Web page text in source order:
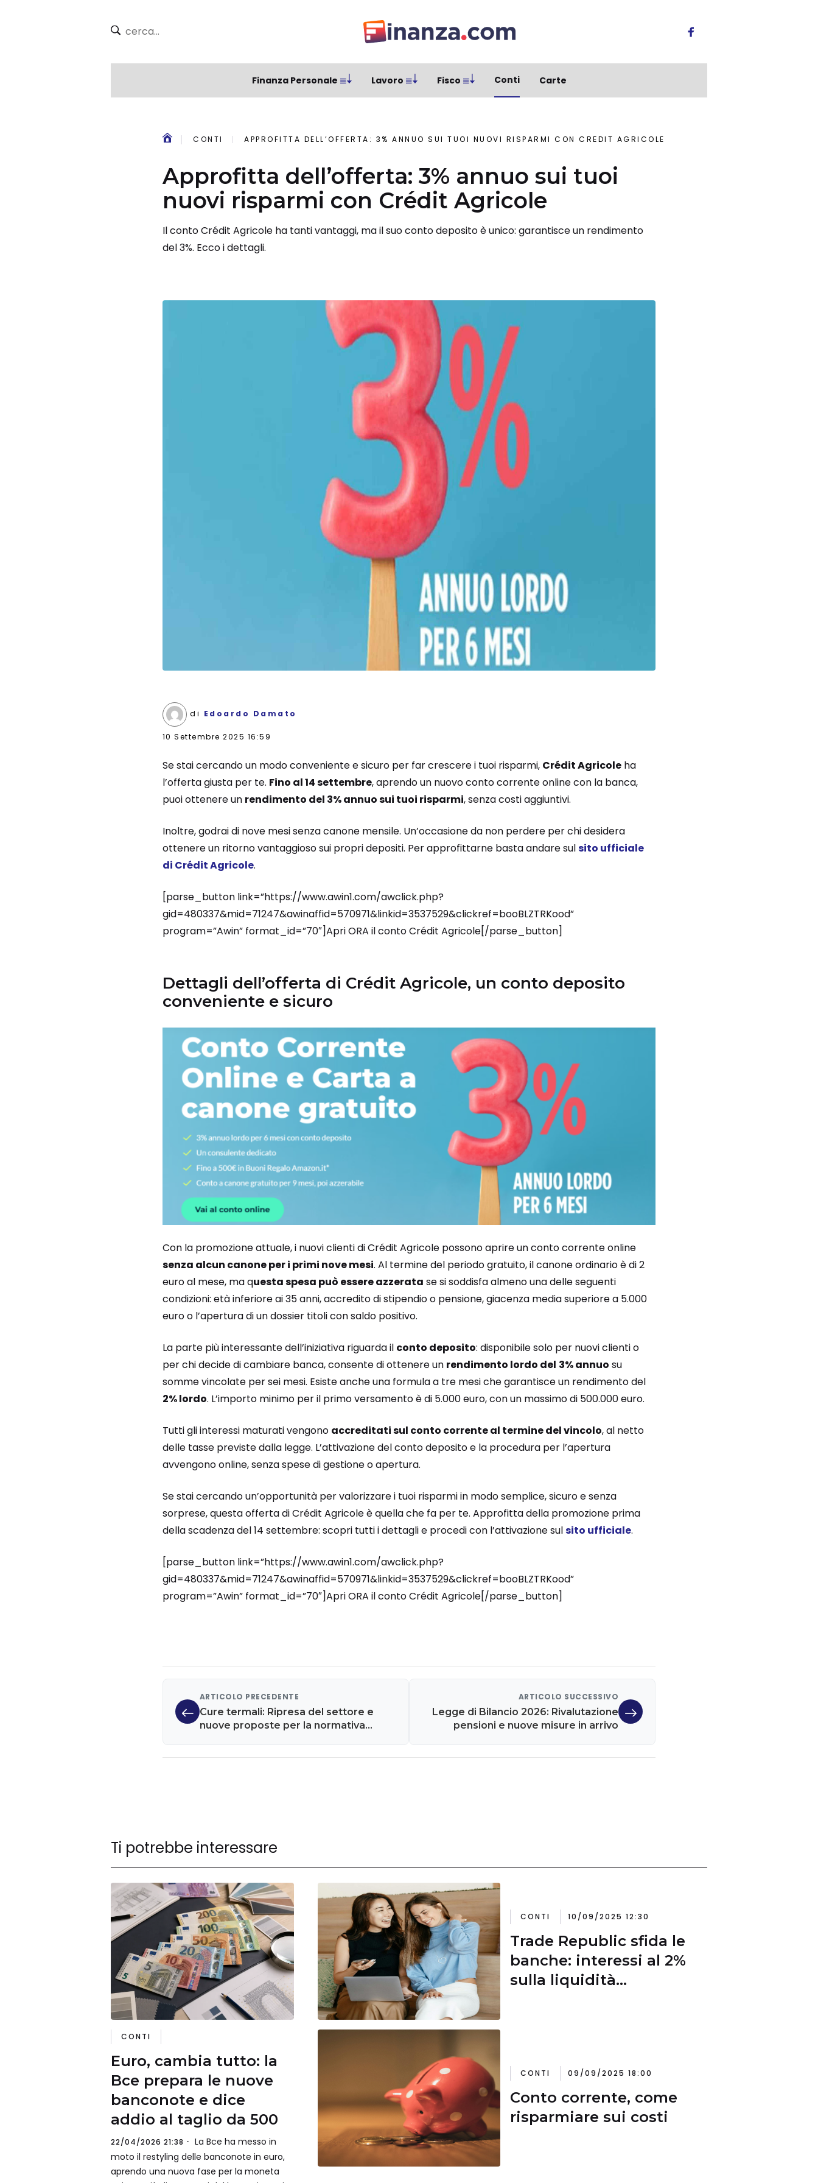
Finanza Personale Lavoro Fisco Conti Carte
CONTI APPROFITTA DELL’OFFERTA: 3% ANNUO SUI TUOI NUOVI RISPARMI CON CRÉDIT AGRICOLE
Approfitta dell’offerta: 3% annuo sui tuoi
nuovi risparmi con Crédit Agricole
Il conto Crédit Agricole ha tanti vantaggi, ma il suo conto deposito è unico: garantisce un rendimento
del 3%. Ecco i dettagli.
di Edoardo Damato
10 Settembre 2025 16:59
Se stai cercando un modo conveniente e sicuro per far crescere i tuoi risparmi, Crédit Agricoleha
l’offerta giusta per te. Fino al 14 settembre, aprendo un nuovo conto corrente online con la banca,
puoi ottenere un rendimento del 3% annuo sui tuoi risparmi, senza costi aggiuntivi.
Inoltre, godrai di nove mesi senza canone mensile. Un’occasione da non perdere per chi desidera
ottenere un ritorno vantaggioso sui propri depositi. Per approfittarne basta andare sulsito ufficiale
di Crédit Agricole.
[parse_button link=”https://www.awin1.com/awclick.php?
gid=480337&mid=71247&awinaffid=570971&linkid=3537529&clickref=booBLZTRKood”
program=”Awin” format_id=”70″]Apri ORA il conto Crédit Agricole[/parse_button]
Dettagli dell’offerta di Crédit Agricole, un conto deposito
conveniente e sicuro
Con la promozione attuale, i nuovi clienti di Crédit Agricole possono aprire un conto corrente online
senza alcun canone per i primi nove mesi. Al termine del periodo gratuito, il canone ordinario è di 2
euro al mese, ma questa spesa può essere azzerata se si soddisfa almeno una delle seguenti
condizioni: età inferiore ai 35 anni, accredito di stipendio o pensione, giacenza media superiore a 5.000
euro o l’apertura di un dossier titoli con saldo positivo.
La parte più interessante dell’iniziativa riguarda il conto deposito: disponibile solo per nuovi clienti o
per chi decide di cambiare banca, consente di ottenere un rendimento lordo del 3% annuo su
somme vincolate per sei mesi. Esiste anche una formula a tre mesi che garantisce un rendimento del
2% lordo. L’importo minimo per il primo versamento è di 5.000 euro, con un massimo di 500.000 euro.
Tutti gli interessi maturati vengono accreditati sul conto corrente al termine del vincolo, al netto
delle tasse previste dalla legge. L’attivazione del conto deposito e la procedura per l’apertura
avvengono online, senza spese di gestione o apertura.
Se stai cercando un’opportunità per valorizzare i tuoi risparmi in modo semplice, sicuro e senza
sorprese, questa offerta di Crédit Agricole è quella che fa per te. Approfitta della promozione prima
della scadenza del 14 settembre: scopri tutti i dettagli e procedi con l’attivazione sulsito ufficiale.
[parse_button link=”https://www.awin1.com/awclick.php?
gid=480337&mid=71247&awinaffid=570971&linkid=3537529&clickref=booBLZTRKood”
program=”Awin” format_id=”70″]Apri ORA il conto Crédit Agricole[/parse_button]
ARTICOLO PRECEDENTE
Cure termali: Ripresa del settore e
nuove proposte per la normativa
ARTICOLO SUCCESSIVO
Legge di Bilancio 2026: Rivalutazione
pensioni e nuove misure in arrivo
Ti potrebbe interessare
CONTI
Euro, cambia tutto: la
Bce prepara le nuove
banconote e dice
addio al taglio da 500
22/04/2026 21:38
La Bce ha messo in
moto il restyling delle banconote in euro,
aprendo una nuova fase per la moneta
CONTI 10/09/2025 12:30
Trade Republic sfida le
banche: interessi al 2%
sulla liquidità
CONTI 09/09/2025 18:00
Conto corrente, come
risparmiare sui costi